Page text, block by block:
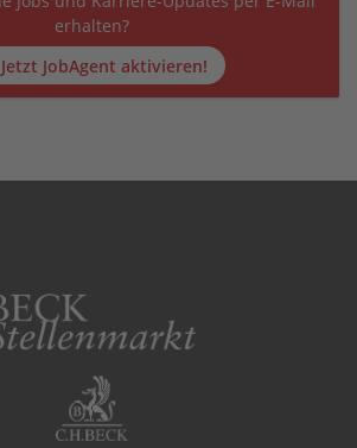
erhalten?
Jetzt JobAgent aktivieren!